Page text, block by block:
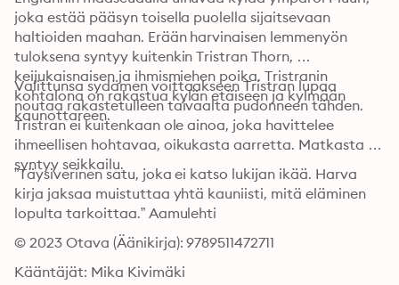
joka estää pääsyn toisella puolella sijaitsevaan
haltioiden maahan. Erään harvinaisen lemmenyön
tuloksena syntyy kuitenkin Tristran Thorn,
keijukaisnaisen ja ihmismiehen poika. Tristranin
kohtalona on rakastua kylän etäiseen ja kylmään
kaunottareen.
Valittunsa sydämen voittaakseen Tristran lupaa
noutaa rakastetulleen taivaalta pudonneen tähden.
Tristran ei kuitenkaan ole ainoa, joka havittelee
ihmeellisen hohtavaa, oikukasta aarretta. Matkasta
syntyy seikkailu.
”Täysiverinen satu, joka ei katso lukijan ikää. Harva
kirja jaksaa muistuttaa yhtä kauniisti, mitä eläminen
lopulta tarkoittaa.” Aamulehti
© 2023 Otava (Äänikirja): 9789511472711
Kääntäjät: Mika Kivimäki